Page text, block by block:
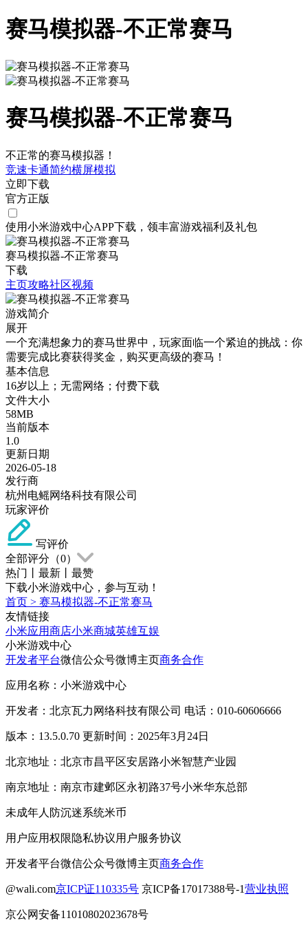
赛马模拟器-不正常赛马
赛马模拟器-不正常赛马
不正常的赛马模拟器！
竞速卡通简约横屏模拟
立即下载
官方正版
使用小米游戏中心APP下载 ，领丰富游戏福利 及礼包
赛马模拟器-不正常赛马
下载
主页攻略社区视频
游戏简介
展开
一个充满想象力的赛马世界中，玩家面临一个紧迫的挑战：你
需要完成比赛获得奖金，购买更高级的赛马！
基本信息
16岁以上；无需网络；付费下载
文件大小
58MB
当前版本
1.0
更新日期
2026-05-18
发行商
杭州电鳐网络科技有限公司
玩家评价
写评价
全部评分（0）
热门
最新
最赞
下载小米游戏中心，参与互动！
首页 > 赛马模拟器-不正常赛马
友情链接
小米应用商店小米商城英雄互娱
小米游戏中心
开发者平台微信公众号微博主页商务合作
应用名称：小米游戏中心
开发者：北京瓦力网络科技有限公司 电话：010-60606666
版本：13.5.0.70 更新时间：2025年3月24日
北京地址：北京市昌平区安居路小米智慧产业园
南京地址：南京市建邺区永初路37号小米华东总部
未成年人防沉迷系统米币
用户应用权限隐私协议用户服务协议
开发者平台微信公众号微博主页商务合作
@wali.com京ICP证110335号 京ICP备17017388号-1营业执照
京公网安备11010802023678号